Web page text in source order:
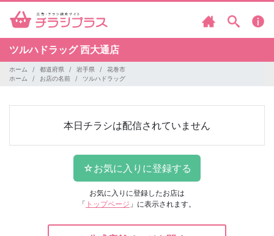
ツルハドラッグ西大通店
ホーム 都道府県 岩手県
花巻市
ホーム
お店の名前 ツルハドラッグ
本日チラシは配信されていません
お気に入りに登録したお店は
「 トップページ 」に表示されます。